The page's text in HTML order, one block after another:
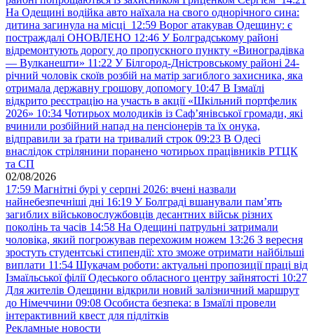
На Одещині водійка авто наїхала на свого однорічного сина:
дитина загинула на місці 12:59 Ворог атакував Одещину: є
постраждалі ОНОВЛЕНО 12:46 У Болградському районі
відремонтують дорогу до пропускного пункту «Виноградівка
— Вулканешти» 11:22 У Білгород-Дністровському районі 24-
річний чоловік скоїв розбій на матір загиблого захисника, яка
отримала державну грошову допомогу 10:47 В Ізмаїлі
відкрито реєстрацію на участь в акції «Шкільний портфелик
2026» 10:34 Чотирьох молодиків із Саф’янівської громади, які
вчинили розбійний напад на пенсіонерів та їх онука,
відправили за ґрати на тривалий строк 09:23 В Одесі
внаслідок стрілянини поранено чотирьох працівників РТЦК
та СП
02/08/2026
17:59 Магнітні бурі у серпні 2026: вчені назвали
найнебезпечніші дні 16:19 У Болграді вшанували пам’ять
загиблих військовослужбовців десантних військ різних
поколінь та часів 14:58 На Одещині патрульні затримали
чоловіка, який погрожував перехожим ножем 13:26 З вересня
зростуть студентські стипендії: хто зможе отримати найбільші
виплати 11:54 Шукачам роботи: актуальні пропозиції праці від
Ізмаїльської філії Одеського обласного центру зайнятості 10:27
Для жителів Одещини відкрили новий залізничний маршрут
до Німеччини 09:08 Особиста безпека: в Ізмаїлі провели
інтерактивний квест для підлітків
Рекламные новости